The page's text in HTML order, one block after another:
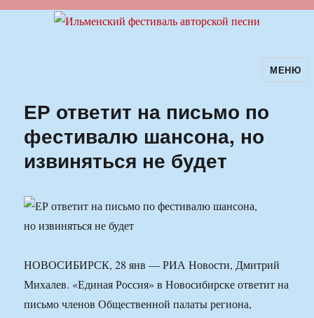
Ильменский фестиваль авторскойМЕНЮ
ЕР ответит на письмо по
фестивалю шансона, но
извиняться не будет
НОВОСИБИРСК, 28 янв — РИА Новости, Дмитрий
Михалев. «Единая Россия» в Новосибирске ответит на
письмо членов Общественной палаты региона,